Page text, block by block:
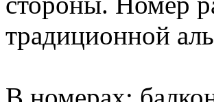
традиционной